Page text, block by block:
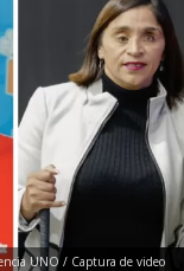
UNO / Captura de video